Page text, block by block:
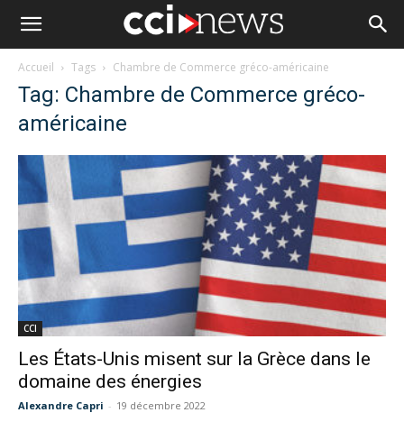
Accueil Tags Chambre de Commerce gréco-américaine
Tag: Chambre de Commerce gréco-
américaine
CCI
Les États-Unis misent sur la Grèce dans le
domaine des énergies
Alexandre Capri - 19 décembre 2022